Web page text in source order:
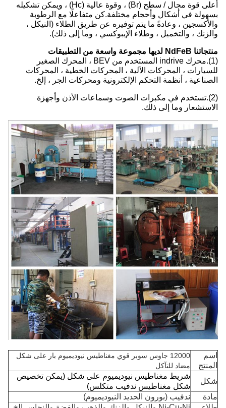
أعلى قوة مجال / سطح (Br) ، وقوة عالية (Hc) ، ويمكن تشكيله
بسهولة في أشكال وأحجام مختلفة.كن متفاعلًا مع الرطوبة
والأكسجين ، وعادةً ما يتم توفيره عن طريق الطلاء (النيكل ،
والزنك ، والتخميل ، وطلاء الإيبوكسي ، وما إلى ذلك).
منتجاتنا NdFeB لديها مجموعة واسعة من التطبيقات
(1).محرك indrive المستخدم من BEV ، المحرك الصغير
للسيارات ، المحركات الآلية ، المحركات الخطية ، المحركات
الصناعية ، أنظمة التحكم الإلكترونية ومحركات الجر ، إلخ.
(2).تستخدم في مكبرات الصوت وسماعات الأذن وأجهزة
الاستشعار وما إلى ذلك.
اسم
المنتج
12000 جاوس سوبر قوي مغناطيس نيوديميوم بار على شكل
مضاد للتآكل
شكل
شريط مغناطيس نيوديميوم على شكل (يمكن تخصيص
شكل مغناطيس ندفيب متكلس)
مادة
ندفيب (بورون الحديد النيوديميوم)